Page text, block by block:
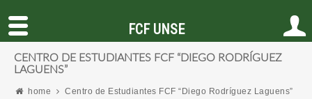
CENTRO DE ESTUDIANTES FCF “DIEGO RODRÍGUEZ
LAGUENS”
home Centro de Estudiantes FCF “Diego Rodríguez Laguens”
FCF UNSE